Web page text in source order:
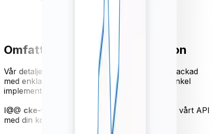
Omfattande API-dokumentation
Vår detaljerade valuta-API-dokumentation är packad
med enkla instruktioner och kodexempel för enkel
implementering.
I@@ cke-teknisk snabbstartsguide
- Testkör vårt API
med din kostnadsfria provperiod